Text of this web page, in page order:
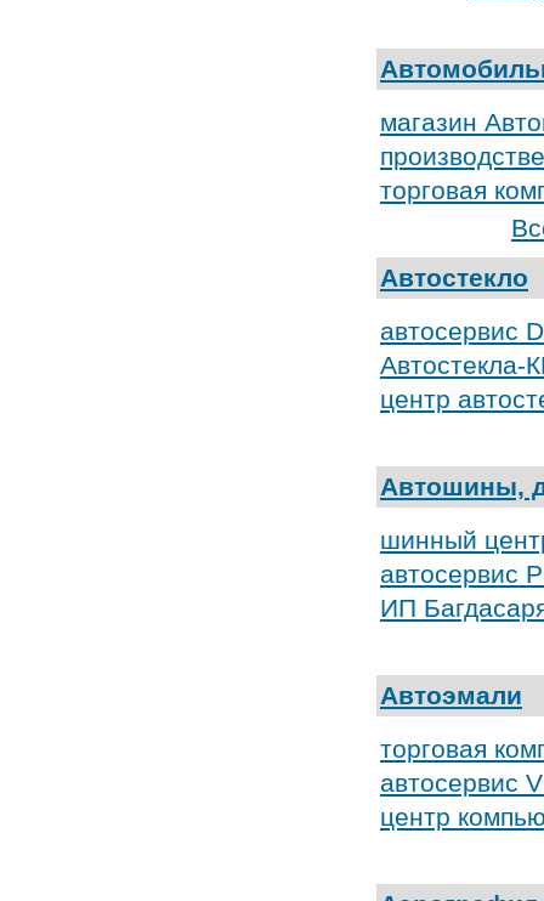
магазин
торговая
Автостекло
автосервис
Автостекла-
центр
Автошины,
шинный
автосервис
ИП
Автоэмали
торговая
автосервис
центр